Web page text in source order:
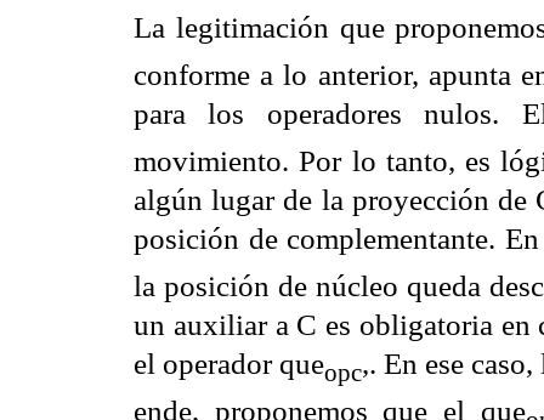
La legitimación que
conforme a lo anterior, apunta
para los operadores nulos.
movimiento. Por lo tanto, es
algún lugar de la proyección de
posición de complementante.
la posición de núcleo queda
un auxiliar a C es obligatoria en
el operador queopc,. En ese
ende, proponemos que el que